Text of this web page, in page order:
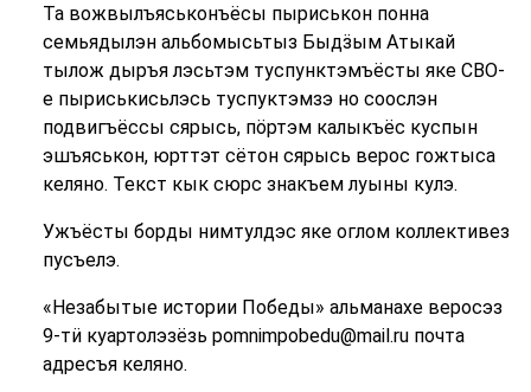
Та вожвылъяськонъёсы пыриськон понна
семьядылэн альбомысьтыз Быдӟым Атыкай
тылож дыръя лэсьтэм туспунктэмъёсты яке СВО-
е пыриськисьлэсь туспуктэмзэ но соослэн
подвигъёссы сярысь, пӧртэм калыкъёс куспын
эшъяськон, юрттэт сётон сярысь верос гожтыса
келяно. Текст кык сюрс знакъем луыны кулэ.
Ужъёсты борды нимтулдэс яке оглом коллективез
пусъелэ.
«Незабытые истории Победы» альманахе веросэз
9-тӥ куартолэзёзь pomnimpobedu@mail.ru почта
адресъя келяно.